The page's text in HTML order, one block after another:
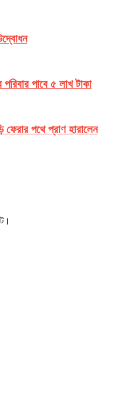
পাবে ৫ লাখ টাকা
ফেরার পথে প্রাণ হারালেন